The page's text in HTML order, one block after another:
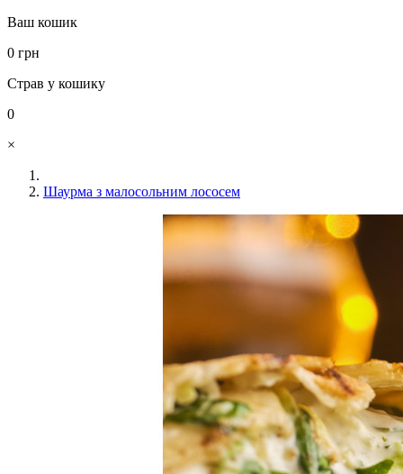
Ваш кошик
0 грн
Страв у кошику
0
×
Шаурма з малосольним лососем